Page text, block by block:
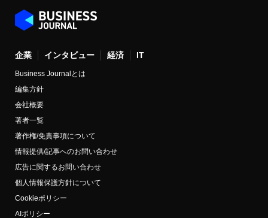
企業 インタビュー 経済 IT
Business Journalとは
編集方針
会社概要
著者一覧
著作権/免責事項について
情報提供/記事へのお問い合わせ
広告に関するお問い合わせ
個人情報保護方針について
Cookieポリシー
AIポリシー